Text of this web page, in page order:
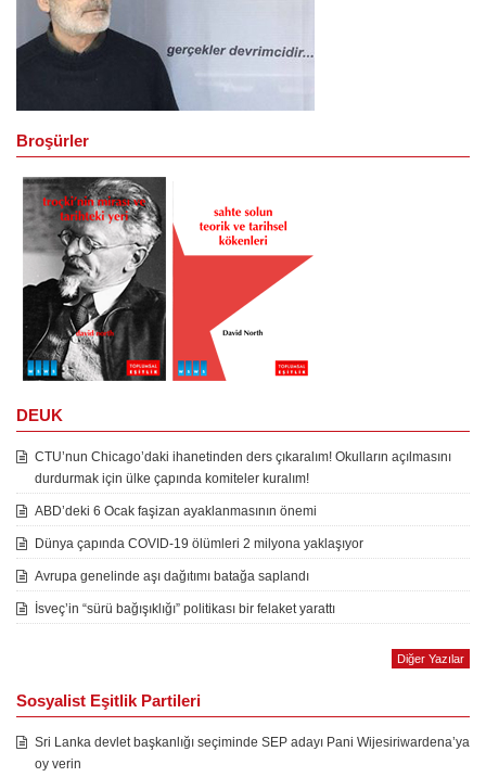
Broşürler
DEUK
CTU’nun Chicago’daki ihanetinden ders çıkaralım! Okulların açılmasını
durdurmak için ülke çapında komiteler kuralım!
ABD’deki 6 Ocak faşizan ayaklanmasının önemi
Dünya çapında COVID-19 ölümleri 2 milyona yaklaşıyor
Avrupa genelinde aşı dağıtımı batağa saplandı
İsveç’in “sürü bağışıklığı” politikası bir felaket yarattı
Diğer Yazılar
Sosyalist Eşitlik Partileri
Sri Lanka devlet başkanlığı seçiminde SEP adayı Pani Wijesiriwardena’ya
oy verin